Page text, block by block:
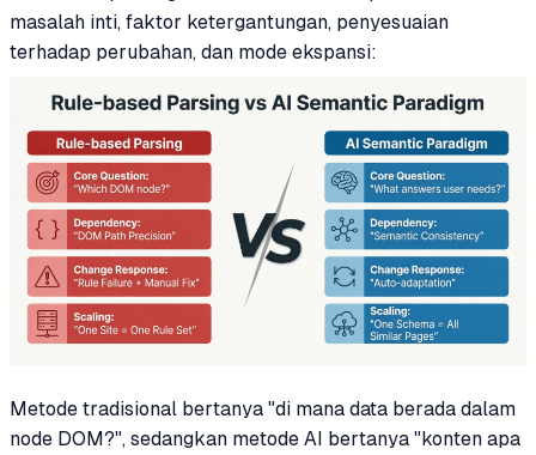
masalah inti, faktor ketergantungan, penyesuaian
terhadap perubahan, dan mode ekspansi:
Metode tradisional bertanya "di mana data berada dalam
node DOM?", sedangkan metode AI bertanya "konten apa